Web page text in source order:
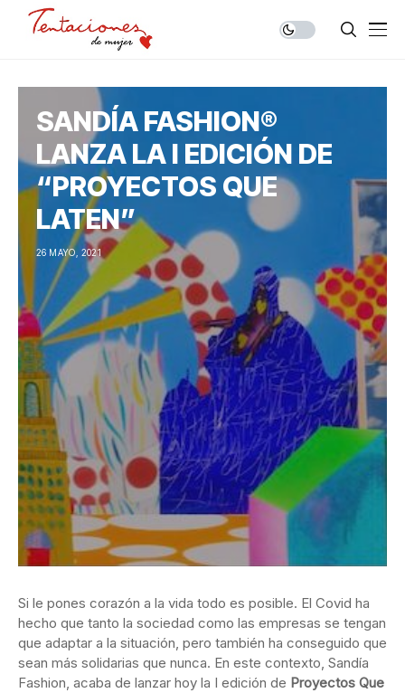
SANDÍA FASHION®
LANZA LA I EDICIÓN DE
“PROYECTOS QUE
LATEN”
26 MAYO, 2021
Si le pones corazón a la vida todo es posible. El Covid ha
hecho que tanto la sociedad como las empresas se tengan
que adaptar a la situación, pero también ha conseguido que
sean más solidarias que nunca. En este contexto, Sandía
Fashion, acaba de lanzar hoy la I edición de Proyectos Que